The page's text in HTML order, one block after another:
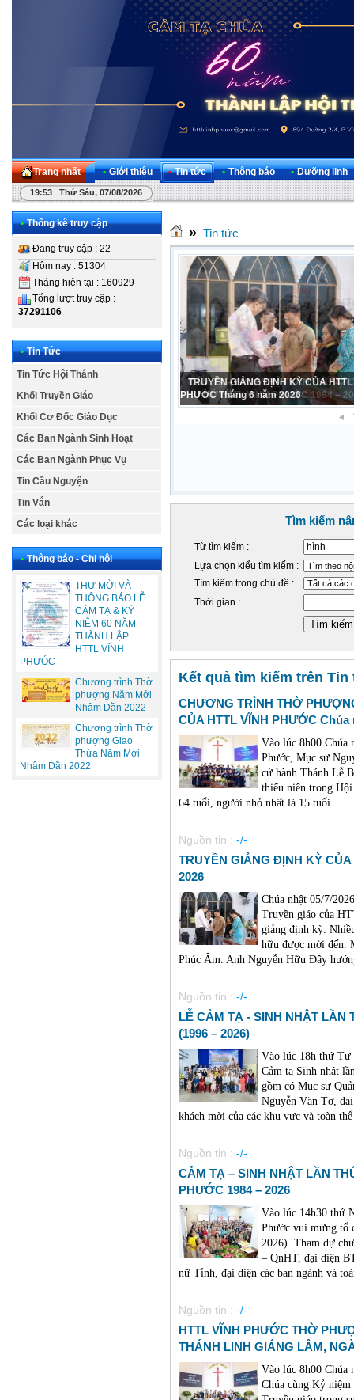
Trang nhất • Giới thiệu • Tin tức • Thông báo • Dưỡng linh
19:53 Thứ Sáu, 07/08/2026
• Thống kê truy cập
Đang truy cập : 22
Hôm nay : 51304
Tháng hiện tại : 160929
Tổng lượt truy cập :
37291106
• Tin Tức
Tin Tức Hội Thánh
Khối Truyền Giáo
Khối Cơ Đốc Giáo Dục
Các Ban Ngành Sinh Hoạt
Các Ban Ngành Phục Vụ
Tin Cầu Nguyện
Tin Vắn
Các loại khác
• Thông báo - Chi hội
THƯ MỜI VÀ
THÔNG BÁO LỄ
CẢM TẠ & KỶ
NIỆM 60 NĂM
THÀNH LẬP
HTTL VĨNH
PHƯÓC
Chương trình Thờ
phượng Năm Mới
Nhâm Dần 2022
Chương trình Thờ
phượng Giao
Thừa Năm Mới
Nhâm Dần 2022
» Tin tức
CẢM TẠ – SINH NHẬT LẦN THỨ 42
PHỤ NỮ HTTL VĨNH PHƯỚC 1984 –
Tìm kiếm
Từ tìm kiếm :
Lựa chọn kiểu tìm kiếm :
Tìm kiếm trong chủ đề :
Thời gian :
Kết quả tìm kiếm trên Tin
CHƯƠNG TRÌNH THỜ
CỦA HTTL VĨNH PHƯỚC Chúa
Vào lúc 8h00 Chúa
Phước, Mục sư
cử hành Thánh Lễ
thiếu niên trong
64 tuổi, người nhỏ nhất là 15 tuổi....
Nguồn tin : -/-
TRUYỀN GIẢNG ĐỊNH KỲ
2026
Chúa nhật 05/7/
Truyền giáo của
giảng định kỳ.
hữu được mời đến.
Phúc Âm. Anh Nguyễn Hữu Đây
Nguồn tin : -/-
LỄ CẢM TẠ - SINH NHẬT LẦN
(1996 – 2026)
Vào lúc 18h thứ Tư
Cảm tạ Sinh nhật
gồm có Mục sư
Nguyễn Văn Tơ,
khách mời của các khu vực và toàn
Nguồn tin : -/-
CẢM TẠ – SINH NHẬT LẦN
PHƯỚC 1984 – 2026
Vào lúc 14h30 thứ
Phước vui mừng tổ
2026). Tham dự
– QnHT, đại diện
nữ Tỉnh, đại diện các ban ngành và
Nguồn tin : -/-
HTTL VĨNH PHƯỚC THỜ
THÁNH LINH GIÁNG LÂM,
Vào lúc 8h00 Chúa
Chúa cùng Kỷ